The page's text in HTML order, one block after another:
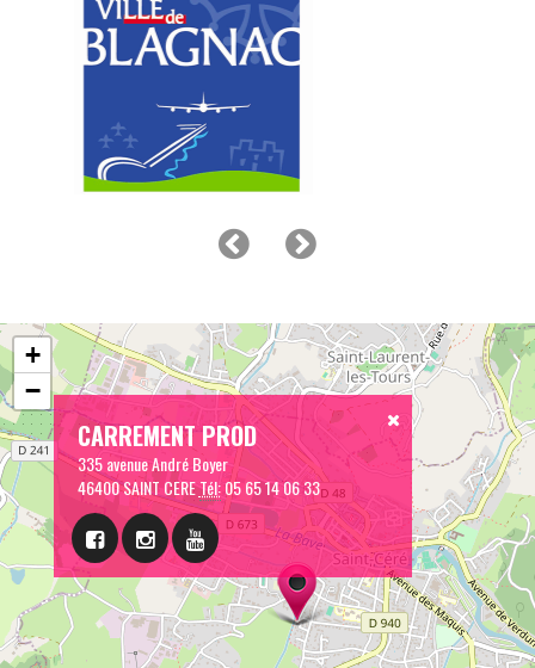
CARREMENT PROD
335 avenue André Boyer
46400 SAINT CERETél:05 65 14 06 33
+
−